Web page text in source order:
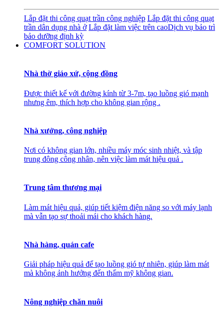
Lắp đặt thi công quạt trần công nghiệp Lắp đặt thi công quạt
trần dân dụng nhà ở Lắp đặt làm việc trên caoDịch vụ bảo trì
bảo dưỡng định kỳ
COMFORT SOLUTION
Nhà thờ giáo xứ, cộng đồng
Được thiết kế với đường kính từ 3-7m, tạo luồng gió mạnh
nhưng êm, thích hợp cho không gian rộng .
Nhà xưởng, công nghiệp
Nơi có không gian lớn, nhiều máy móc sinh nhiệt, và tập
trung đông công nhân, nên việc làm mát hiệu quả .
Trung tâm thương mại
Làm mát hiệu quả, giúp tiết kiệm điện năng so với máy lạnh
mà vẫn tạo sự thoải mái cho khách hàng.
Nhà hàng, quán cafe
Giải pháp hiệu quả để tạo luồng gió tự nhiên, giúp làm mát
mà không ảnh hưởng đến thẩm mỹ không gian.
Nông nghiệp chăn nuôi